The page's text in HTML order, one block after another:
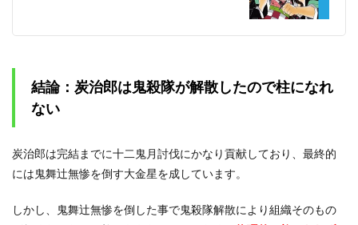
結論：炭治郎は鬼殺隊が解散したので柱になれ
ない
炭治郎は完結までに十二鬼月討伐にかなり貢献しており、最終的
には鬼舞辻無惨を倒す大金星を成しています。
しかし、鬼舞辻無惨を倒した事で鬼殺隊解散により組織そのもの